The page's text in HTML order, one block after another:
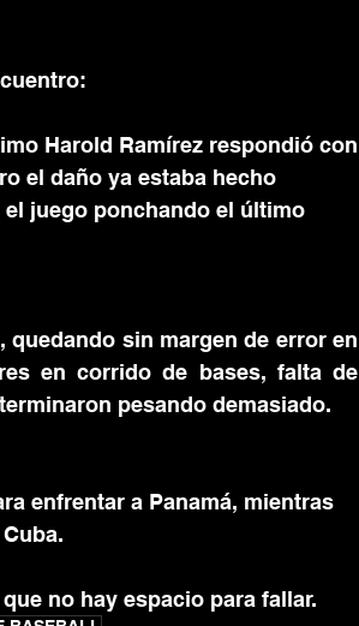
Harold Ramírez respondió con
el daño ya estaba hecho
juego ponchando el último
quedando sin margen de error en
en corrido de bases, falta de
pesando demasiado.
enfrentar a Panamá, mientras
no hay espacio para fallar.